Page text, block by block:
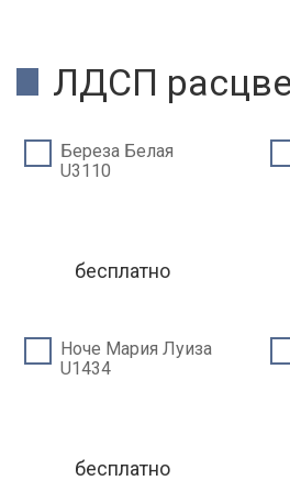
ЛДСП
Береза Белая
U3110
бесплатно
Ноче Мария Луиза
U1434
бесплатно